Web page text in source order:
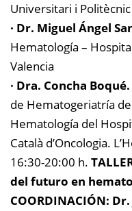
Universitari i Politècnic
· Dr. Miguel Ángel
Hematología –
Valencia
· Dra. Concha Boqué.
de Hematogeriatría de
Hematología del
Català d’Oncologia.
16:30-20:00 h.
del futuro en
COORDINACIÓN: Dr.